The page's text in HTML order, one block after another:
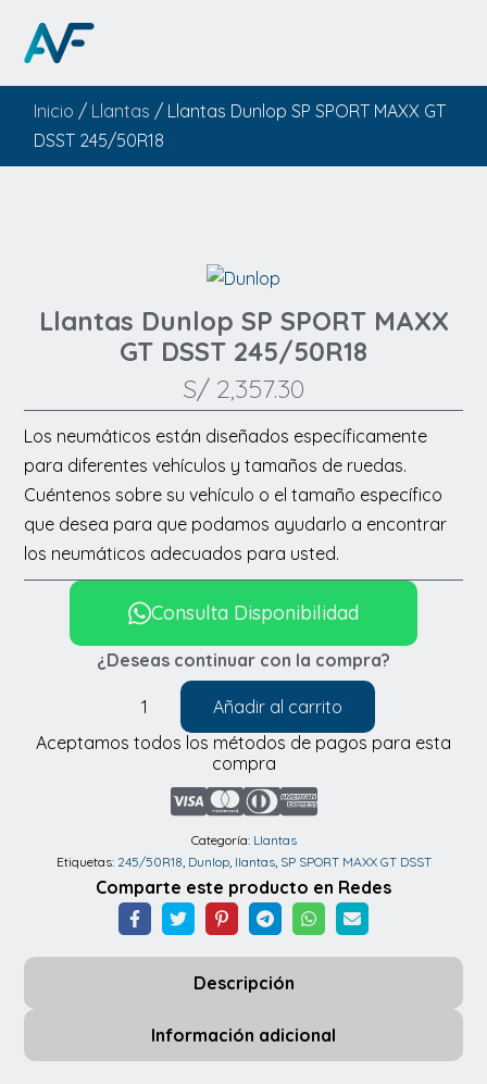
Inicio / Llantas / Llantas Dunlop SP SPORT MAXX GT
DSST 245/50R18
Llantas Dunlop SP SPORT MAXX
GT DSST 245/50R18
S/ 2,357.30
Los neumáticos están diseñados específicamente
para diferentes vehículos y tamaños de ruedas.
Cuéntenos sobre su vehículo o el tamaño específico
que desea para que podamos ayudarlo a encontrar
los neumáticos adecuados para usted.
¿Deseas continuar con la compra?
Llantas
Dunlop
GT
DSST
245/50R18
cantidad
Añadir al carrito
Categoría: Llantas
Etiquetas: 245/50R18, Dunlop, llantas, SP SPORT MAXX GT DSST
Consulta Disponibilidad
Aceptamos todos los métodos de pagos para esta
compra
Comparte este producto en Redes
Descripción
Información adicional